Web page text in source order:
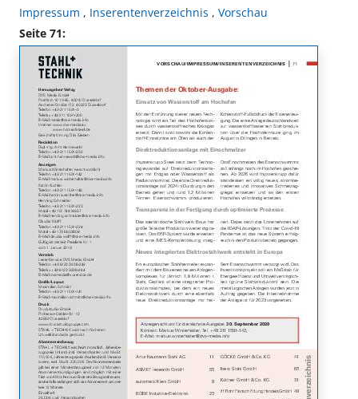
Impressum , Inserentenverzeichnis , Vorschau
Seite 71: